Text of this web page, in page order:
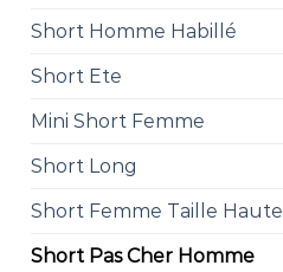
Short Homme Habillé
Short Ete
Mini Short Femme
Short Long
Short Femme Taille Haute
Short Pas Cher Homme